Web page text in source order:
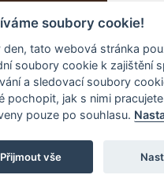
, Moravskásoubory cookie!
den, tato webová stránka
soubory cookie k zajištění
a sledovací soubory
pochopit, jak s nimi
pouze po souhlasu.
Přijmout vše